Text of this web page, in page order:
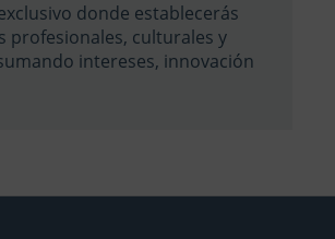
donde establecerás
profesionales, culturales y
intereses, innovación